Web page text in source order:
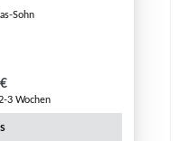
Sohn
Preis:
3 Wochen